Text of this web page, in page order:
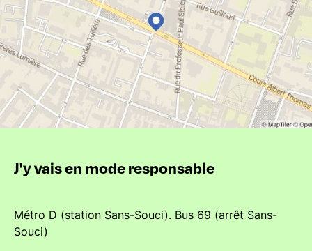
J'y vais en mode responsable
Métro D (station Sans-Souci). Bus 69 (arrêt Sans-
Souci)